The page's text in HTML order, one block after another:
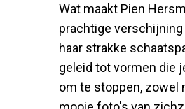
Wat maakt Pien
prachtige verschijning
haar strakke
geleid tot vormen die
om te stoppen, zowel